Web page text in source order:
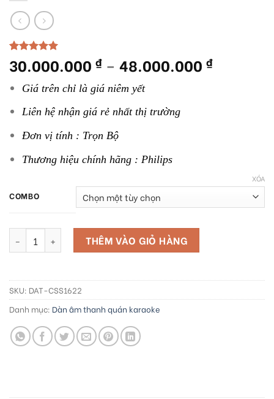
5.00
trên 5
dựa trên
3
30.000.000 ₫ – 48.000.000 ₫Khoảng
Giá trên chỉ là giá niêm yết
Liên hệ nhận giá rẻ nhất thị trường
Đơn vị tính : Trọn Bộ
Thương hiệu chính hãng : Philips
COMBO
XÓA
Dàn âm thanh Philips CSS1622 số lượng
THÊM VÀO GIỎ HÀNG
SKU: DAT-CSS1622
Danh mục: Dàn âm thanh quán karaoke